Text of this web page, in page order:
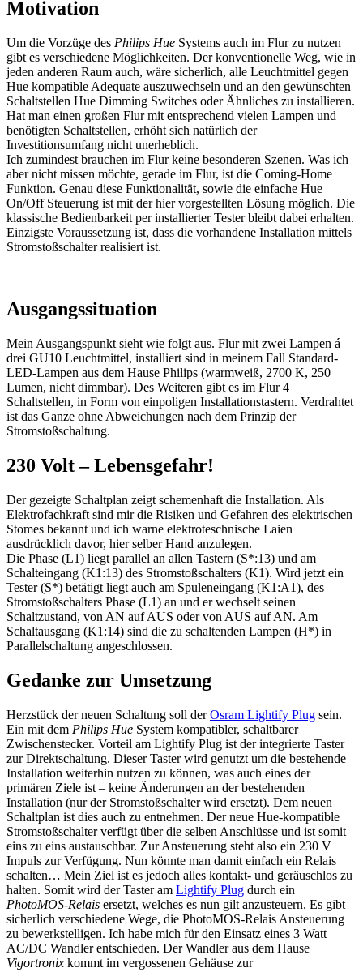
Motivation
Um die Vorzüge des Philips Hue Systems auch im Flur zu nutzen
gibt es verschiedene Möglichkeiten. Der konventionelle Weg, wie in
jeden anderen Raum auch, wäre sicherlich, alle Leuchtmittel gegen
Hue kompatible Adequate auszuwechseln und an den gewünschten
Schaltstellen Hue Dimming Switches oder Ähnliches zu installieren.
Hat man einen großen Flur mit entsprechend vielen Lampen und
benötigten Schaltstellen, erhöht sich natürlich der
Investitionsumfang nicht unerheblich.
Ich zumindest brauchen im Flur keine besonderen Szenen. Was ich
aber nicht missen möchte, gerade im Flur, ist die Coming-Home
Funktion. Genau diese Funktionalität, sowie die einfache Hue
On/Off Steuerung ist mit der hier vorgestellten Lösung möglich. Die
klassische Bedienbarkeit per installierter Tester bleibt dabei erhalten.
Einzigste Voraussetzung ist, dass die vorhandene Installation mittels
Stromstoßschalter realisiert ist.
Ausgangssituation
Mein Ausgangspunkt sieht wie folgt aus. Flur mit zwei Lampen á
drei GU10 Leuchtmittel, installiert sind in meinem Fall Standard-
LED-Lampen aus dem Hause Philips (warmweiß, 2700 K, 250
Lumen, nicht dimmbar). Des Weiteren gibt es im Flur 4
Schaltstellen, in Form von einpoligen Installationstastern. Verdrahtet
ist das Ganze ohne Abweichungen nach dem Prinzip der
Stromstoßschaltung.
230 Volt – Lebensgefahr!
Der gezeigte Schaltplan zeigt schemenhaft die Installation. Als
Elektrofachkraft sind mir die Risiken und Gefahren des elektrischen
Stomes bekannt und ich warne elektroteschnische Laien
ausdrücklich davor, hier selber Hand anzulegen.
Die Phase (L1) liegt parallel an allen Tastern (S*:13) und am
Schalteingang (K1:13) des Stromstoßschalters (K1). Wird jetzt ein
Tester (S*) betätigt liegt auch am Spuleneingang (K1:A1), des
Stromstoßschalters Phase (L1) an und er wechselt seinen
Schaltzustand, von AN auf AUS oder von AUS auf AN. Am
Schaltausgang (K1:14) sind die zu schaltenden Lampen (H*) in
Parallelschaltung angeschlossen.
Gedanke zur Umsetzung
Herzstück der neuen Schaltung soll derOsram Lightify Plug sein.
Ein mit dem Philips Hue System kompatibler, schaltbarer
Zwischenstecker. Vorteil am Lightify Plug ist der integrierte Taster
zur Direktschaltung. Dieser Taster wird genutzt um die bestehende
Installation weiterhin nutzen zu können, was auch eines der
primären Ziele ist – keine Änderungen an der bestehenden
Installation (nur der Stromstoßschalter wird ersetzt). Dem neuen
Schaltplan ist dies auch zu entnehmen. Der neue Hue-kompatible
Stromstoßschalter verfügt über die selben Anschlüsse und ist somit
eins zu eins austauschbar. Zur Ansteuerung steht also ein 230 V
Impuls zur Verfügung. Nun könnte man damit einfach ein Relais
schalten… Mein Ziel ist es jedoch alles kontakt- und geräuschlos zu
halten. Somit wird der Taster am Lightify Plug durch ein
PhotoMOS-Relais ersetzt, welches es nun gilt anzusteuern. Es gibt
sicherlich verschiedene Wege, die PhotoMOS-Relais Ansteuerung
zu bewerkstelligen. Ich habe mich für den Einsatz eines 3 Watt
AC/DC Wandler entschieden. Der Wandler aus dem Hause
Vigortronix kommt im vergossenen Gehäuse zur